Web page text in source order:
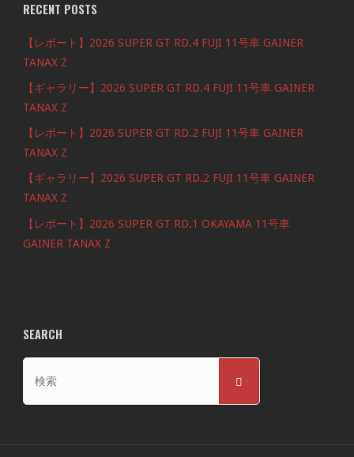
RECENT POSTS
【レポート】2026 SUPER GT RD.4 FUJI 11号車 GAINER
TANAX Z
【ギャラリー】2026 SUPER GT RD.4 FUJI 11号車 GAINER
TANAX Z
【レポート】2026 SUPER GT RD.2 FUJI 11号車 GAINER
TANAX Z
【ギャラリー】2026 SUPER GT RD.2 FUJI 11号車 GAINER
TANAX Z
【レポート】2026 SUPER GT RD.1 OKAYAMA 11号車
GAINER TANAX Z
SEARCH
対
検